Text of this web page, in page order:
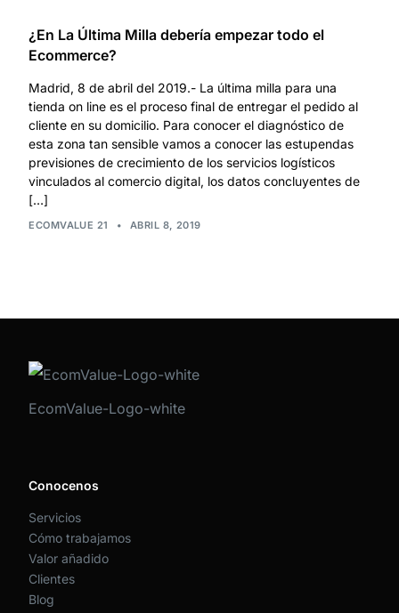
¿En La Última Milla debería empezar todo el
Ecommerce?
Madrid, 8 de abril del 2019.- La última milla para una
tienda on line es el proceso final de entregar el pedido al
cliente en su domicilio. Para conocer el diagnóstico de
esta zona tan sensible vamos a conocer las estupendas
previsiones de crecimiento de los servicios logísticos
vinculados al comercio digital, los datos concluyentes de
[…]
ECOMVALUE 21 • ABRIL 8, 2019
EcomValue-Logo-white
Conocenos
Servicios
Cómo trabajamos
Valor añadido
Clientes
Blog